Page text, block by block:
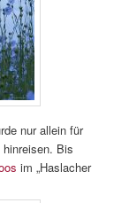
nur allein für
Bis
im „Haslacher